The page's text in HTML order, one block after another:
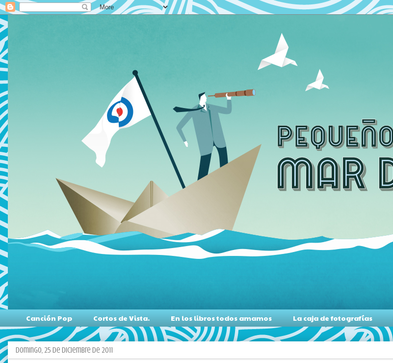
Canción Pop Cortos de Vista. En los libros todos amamos La caja de fotografías
domingo, 25 de diciembre de 2011